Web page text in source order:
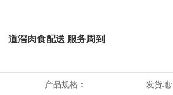
道滘肉食配送 服务周到
产品规格： 发货地: